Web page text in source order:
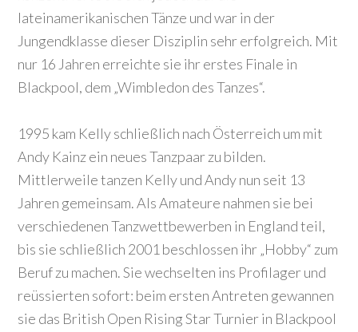
lateinamerikanischen Tänze und war in der
Jungendklasse dieser Disziplin sehr erfolgreich. Mit
nur 16 Jahren erreichte sie ihr erstes Finale in
Blackpool, dem „Wimbledon des Tanzes“.
1995 kam Kelly schließlich nach Österreich um mit
Andy Kainz ein neues Tanzpaar zu bilden.
Mittlerweile tanzen Kelly und Andy nun seit 13
Jahren gemeinsam. Als Amateure nahmen sie bei
verschiedenen Tanzwettbewerben in England teil,
bis sie schließlich 2001 beschlossen ihr „Hobby“ zum
Beruf zu machen. Sie wechselten ins Profilager und
reüssierten sofort: beim ersten Antreten gewannen
sie das British Open Rising Star Turnier in Blackpool